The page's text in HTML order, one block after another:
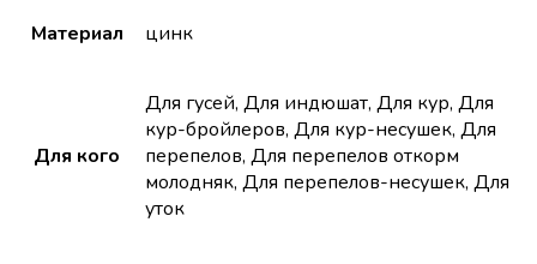
Материал цинк
Для кого
Для гусей, Для индюшат, Для кур, Для
кур-бройлеров, Для кур-несушек, Для
перепелов, Для перепелов откорм
молодняк, Для перепелов-несушек, Для
уток